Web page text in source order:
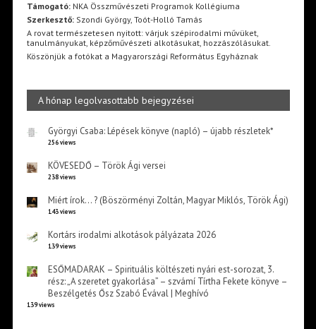
Támogató:NKA Összművészeti Programok Kollégiuma
Szerkesztő:Szondi György, Toót-Holló Tamás
A rovat természetesen nyitott: várjuk szépirodalmi művüket,
tanulmányukat, képzőművészeti alkotásukat, hozzászólásukat.
Köszönjük a fotókat a Magyarországi Református Egyháznak
A hónap legolvasottabb bejegyzései
Györgyi Csaba: Lépések könyve (napló) – újabb részletek*
256 views
KÖVESEDŐ – Török Ági versei
238 views
Miért írok… ? (Böszörményi Zoltán, Magyar Miklós, Török Ági)
143 views
Kortárs irodalmi alkotások pályázata 2026
139 views
ESŐMADARAK – Spirituális költészeti nyári est-sorozat, 3.
rész: „A szeretet gyakorlása” – szvámí Tírtha Fekete könyve –
Beszélgetés Ősz Szabó Évával | Meghívó
139 views